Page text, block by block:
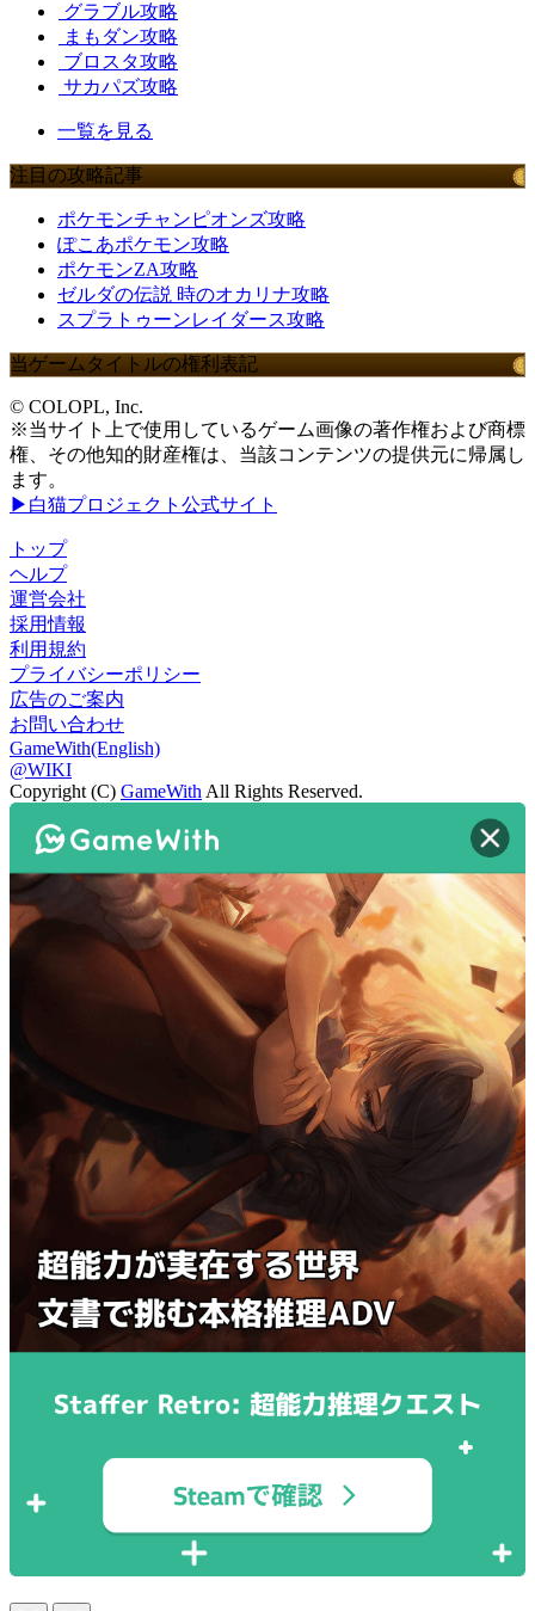
グラブル攻略
まもダン攻略
ブロスタ攻略
サカパズ攻略
一覧を見る
注目の攻略記事
ポケモンチャンピオンズ攻略
ぽこあポケモン攻略
ポケモンZA攻略
ゼルダの伝説 時のオカリナ攻略
スプラトゥーンレイダース攻略
当ゲームタイトルの権利表記
© COLOPL, Inc.
※当サイト上で使用しているゲーム画像の著作権および商標
権、その他知的財産権は、当該コンテンツの提供元に帰属し
ます。
▶白猫プロジェクト公式サイト
トップ
ヘルプ
運営会社
採用情報
利用規約
プライバシーポリシー
広告のご案内
お問い合わせ
GameWith(English)
@WIKI
Copyright (C) GameWith All Rights Reserved.